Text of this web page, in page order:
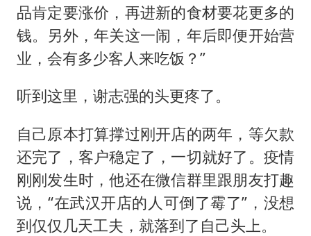
品肯定要涨价，再进新的食材要花更多的
钱。另外，年关这一闹，年后即便开始营
业，会有多少客人来吃饭？”
听到这里，谢志强的头更疼了。
自己原本打算撑过刚开店的两年，等欠款
还完了，客户稳定了，一切就好了。疫情
刚刚发生时，他还在微信群里跟朋友打趣
说，“在武汉开店的人可倒了霉了”，没想
到仅仅几天工夫，就落到了自己头上。